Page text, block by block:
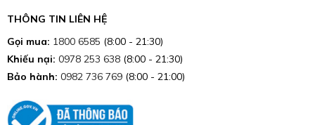
THÔNG TIN LIÊN HỆ
Gọi mua: 1800 6585 (8:00 - 21:30)
Khiếu nại: 0978 253 638 (8:00 - 21:30)
Bảo hành: 0982 736 769 (8:00 - 21:00)